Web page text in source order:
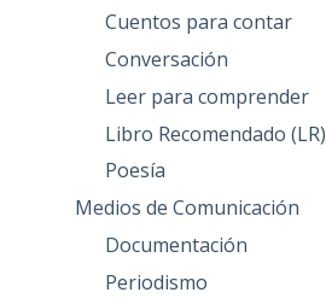
Cuentos para contar
Conversación
Leer para comprender
Libro Recomendado (LR)
Poesía
Medios de Comunicación
Documentación
Periodismo